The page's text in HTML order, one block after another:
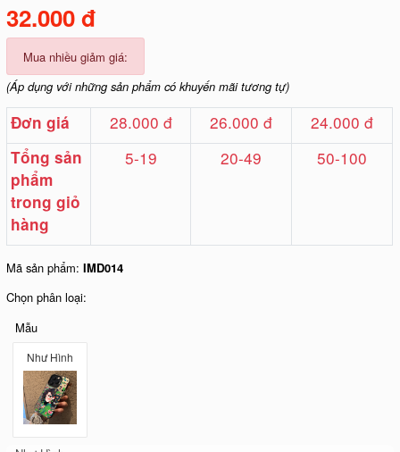
32.000 đ
Mua nhiều giảm giá:
(Áp dụng với những sản phẩm có khuyến mãi tương tự)
Đơn giá 28.000 đ 26.000 đ 24.000 đ
Tổng sản
phẩm
trong giỏ
hàng
5-19 20-49 50-100
Mã sản phẩm:IMD014
Chọn phân loại:
Mẫu
Như Hình